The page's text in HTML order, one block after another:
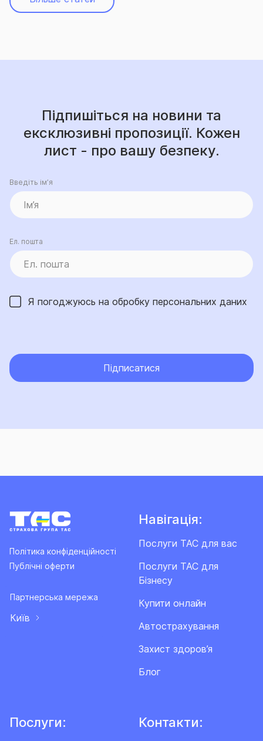
Підпишіться на новини та
ексклюзивні пропозиції. Кожен
лист - про вашу безпеку.
Введіть ім’я
Ел. пошта
Я погоджуюсь на обробку персональних даних
Підписатися
Політика конфіденційності
Публічні оферти
Партнерська мережа
Київ
Навігація:
Послуги ТАС для вас
Послуги ТАС для
Бізнесу
Купити онлайн
Автострахування
Захист здоров’я
Блог
Послуги: Контакти: